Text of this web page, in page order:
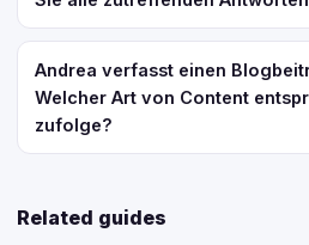
Andrea verfasst einen
Welcher Art von Content
zufolge?
Related guides